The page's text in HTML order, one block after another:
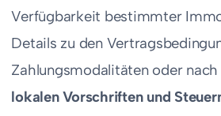
Verfügbarkeit bestimmter
Details zu den
Zahlungsmodalitäten oder nach
lokalen Vorschriften und